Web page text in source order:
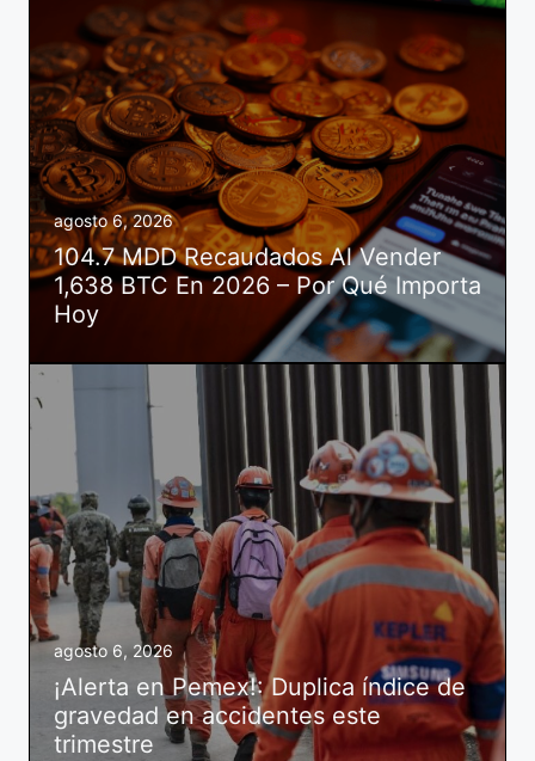
agosto 6, 2026
104.7 MDD Recaudados Al Vender
1,638 BTC En 2026 – Por Qué Importa
Hoy
agosto 6, 2026
¡Alerta en Pemex!: Duplica índice de
gravedad en accidentes este
trimestre